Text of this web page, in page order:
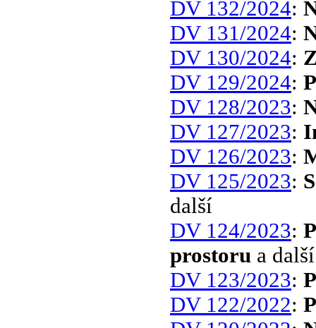
DV 132/2024:
DV 131/2024:
DV 130/2024:
DV 129/2024:
DV 128/2023:
DV 127/2023:
DV 126/2023:
DV 125/2023:
další
DV 124/2023:
prostoru a další
DV 123/2023:
DV 122/2022: